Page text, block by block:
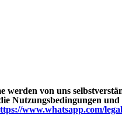
werden von uns
Nutzungsbedingungen
www.whatsapp.com/